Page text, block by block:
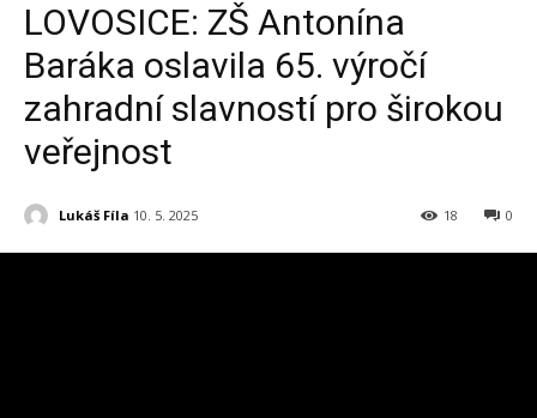
LOVOSICE: ZŠ Antonína
Baráka oslavila 65. výročí
zahradní slavností pro širokou
veřejnost
Lukáš Fíla 10. 5. 2025 0
18